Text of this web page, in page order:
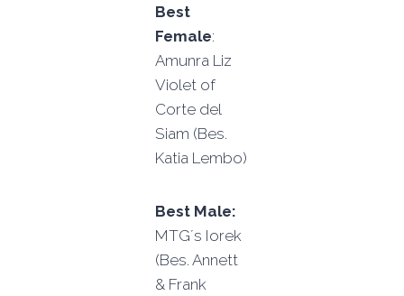
Best
Female:
Amunra Liz
Violet of
Corte del
Siam (Bes.
Katia Lembo)
Best Male:
MTG´s Iorek
(Bes. Annett
& Frank